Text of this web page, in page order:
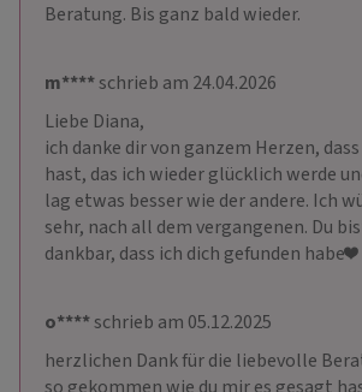
Beratung. Bis ganz bald wieder.
m****schrieb am 24.04.2026
Liebe Diana,
ich danke dir von ganzem Herzen,
hast, das ich wieder glücklich werde
lag etwas besser wie der andere. Ich
sehr, nach all dem vergangenen. Du
dankbar, dass ich dich gefunden habe❤️
o****schrieb am 05.12.2025
herzlichen Dank für die liebevolle